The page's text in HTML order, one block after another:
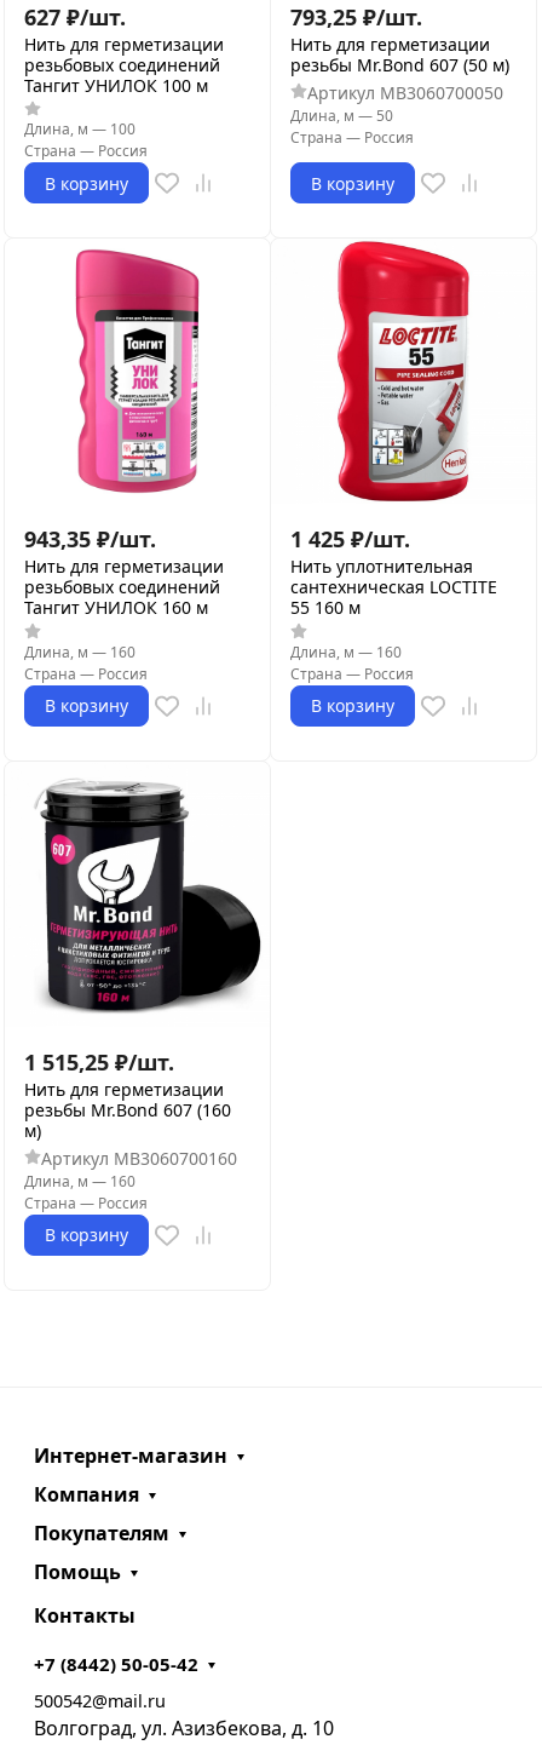
627 ₽/шт.
Нить для герметизации
резьбовых соединений
Тангит УНИЛОК 100 м
Длина, м — 100
Страна — Россия
В корзину
793,25 ₽/шт.
Нить для герметизации
резьбы Mr.Bond 607 (50 м)
Артикул MB3060700050
Длина, м — 50
Страна — Россия
В корзину
943,35 ₽/шт.
Нить для герметизации
резьбовых соединений
Тангит УНИЛОК 160 м
Длина, м — 160
Страна — Россия
В корзину
1 425 ₽/шт.
Нить уплотнительная
сантехническая LOCTITE
55 160 м
Длина, м — 160
Страна — Россия
В корзину
1 515,25 ₽/шт.
Нить для герметизации
резьбы Mr.Bond 607 (160
м)
Артикул MB3060700160
Длина, м — 160
Страна — Россия
В корзину
Интернет-магазин
Компания
Покупателям
Помощь
Контакты
+7 (8442) 50-05-42
500542@mail.ru
Волгоград, ул. Азизбекова, д. 10